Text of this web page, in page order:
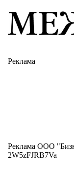
Реклама
Реклама ООО
2W5zFJRB7Va